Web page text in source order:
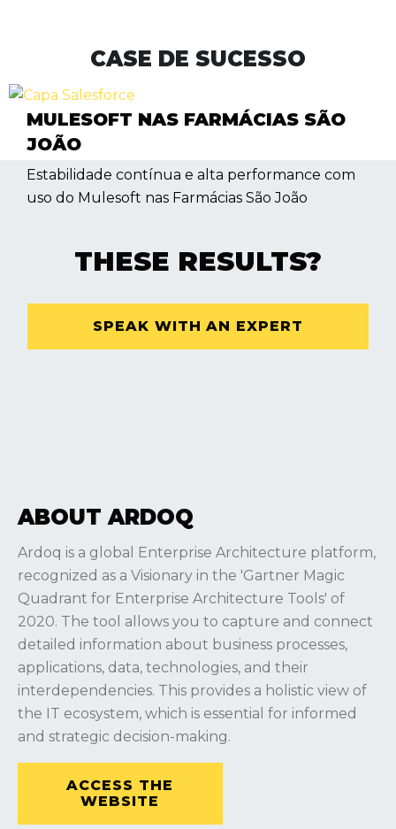
CASE DE SUCESSO
MULESOFT NAS FARMÁCIAS SÃO
JOÃO
Estabilidade contínua e alta performance com
uso do Mulesoft nas Farmácias São João
THESE RESULTS?
SPEAK WITH AN EXPERT
ABOUT ARDOQ
Ardoq is a global Enterprise Architecture platform,
recognized as a Visionary in the 'Gartner Magic
Quadrant for Enterprise Architecture Tools' of
2020. The tool allows you to capture and connect
detailed information about business processes,
applications, data, technologies, and their
interdependencies. This provides a holistic view of
the IT ecosystem, which is essential for informed
and strategic decision-making.
ACCESS THE
WEBSITE